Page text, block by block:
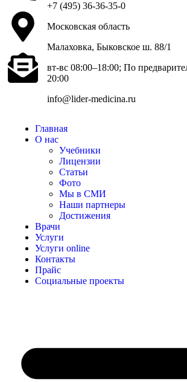
+7 (495) 36-36-35-0
Московская область
Малаховка, Быковское ш. 88/1
вт-вс 08:00–18:00; По
20:00
info@lider-medicina.ru
Главная
О нас
Учебники
Лицензии
Статьи
Фото
Мы в СМИ
Наши партнеры
Достижения
Врачи
Услуги
Услуги online
Контакты
Прайс
Социальные проекты